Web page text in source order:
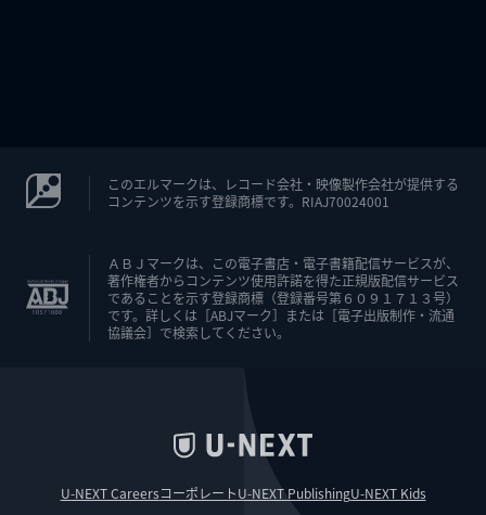
このエルマークは、レコード会社・映像製作会社が提供する
コンテンツを示す登録商標です。RIAJ70024001
ＡＢＪマークは、この電子書店・電子書籍配信サービスが、
著作権者からコンテンツ使用許諾を得た正規版配信サービス
であることを示す登録商標（登録番号第６０９１７１３号）
です。詳しくは［ABJマーク］または［電子出版制作・流通
協議会］で検索してください。
U-NEXT CareersコーポレートU-NEXT PublishingU-NEXT Kids